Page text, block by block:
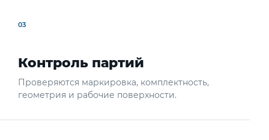
03
Контроль партий
Проверяются маркировка, комплектность,
геометрия и рабочие поверхности.